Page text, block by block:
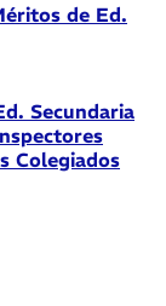
de Ed.
Secundaria
Colegiados